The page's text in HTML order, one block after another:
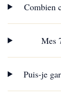
Combien
Mes
Puis-je